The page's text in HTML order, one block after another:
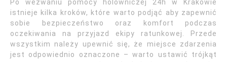
Po wezwaniu pomocy holowniczej 24h w Krakowie
istnieje kilka kroków, które warto podjąć aby zapewnić
sobie bezpieczeństwo oraz komfort podczas
oczekiwania na przyjazd ekipy ratunkowej. Przede
wszystkim należy upewnić się, że miejsce zdarzenia
jest odpowiednio oznaczone – warto ustawić trójkąt